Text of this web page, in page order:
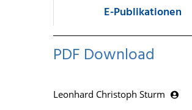
E-Publikationen
PDF Download
Leonhard Christoph Sturm